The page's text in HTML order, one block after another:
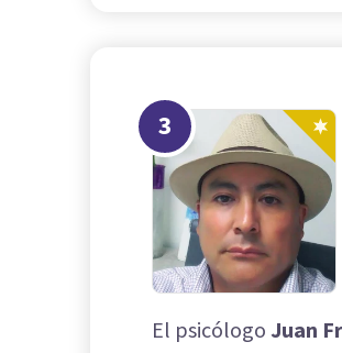
3
El psicólogoJuan